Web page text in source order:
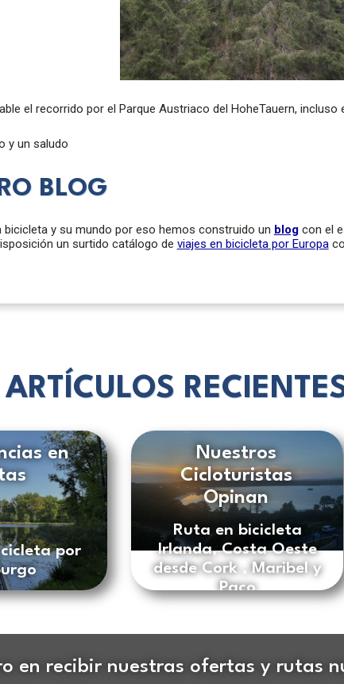
el recorrido por el Parque Austriaco del HoheTauern, incluso
y un saludo
BLOG
bicicleta y su mundo por eso hemos construido un blogcon el
un surtido catálogo de viajes en bicicleta por Europa
en
por
Nuestros
Cicloturistas
Opinan
Ruta en bicicleta
Irlanda, Costa Oeste
desde Cork , Maribel y
Paco
en recibir nuestras ofertas y rutas